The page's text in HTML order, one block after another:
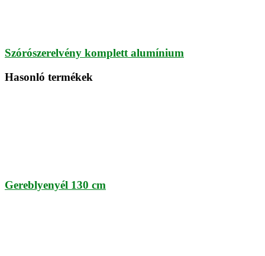
Szórószerelvény komplett alumínium
Hasonló termékek
Gereblyenyél 130 cm